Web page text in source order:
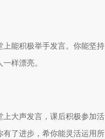
能积极举手发言。你能坚持
样漂亮。
大声发言，课后积极参加活
了进步，希你能灵活运用所